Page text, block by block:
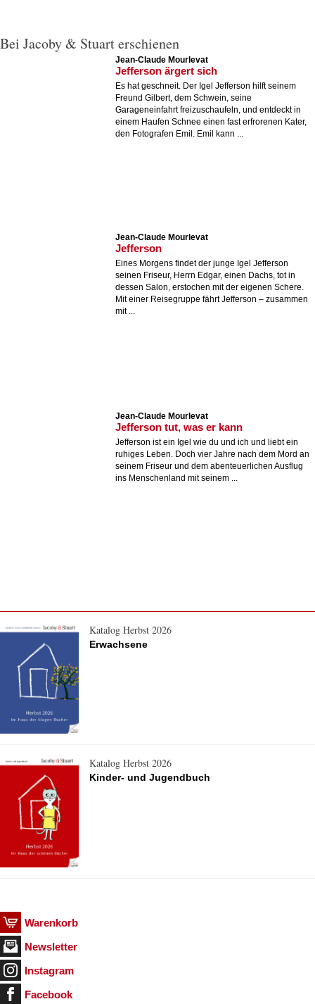
Bei Jacoby & Stuart erschienen
Jean-Claude Mourlevat
Jefferson ärgert sich
Es hat geschneit. Der Igel Jefferson hilft seinem
Freund Gilbert, dem Schwein, seine
Garageneinfahrt freizuschaufeln, und entdeckt in
einem Haufen Schnee einen fast erfrorenen Kater,
den Fotografen Emil. Emil kann ...
Jean-Claude Mourlevat
Jefferson
Eines Morgens findet der junge Igel Jefferson
seinen Friseur, Herrn Edgar, einen Dachs, tot in
dessen Salon, erstochen mit der eigenen Schere.
Mit einer Reisegruppe fährt Jefferson – zusammen
mit ...
Jean-Claude Mourlevat
Jefferson tut, was er kann
Jefferson ist ein Igel wie du und ich und liebt ein
ruhiges Leben. Doch vier Jahre nach dem Mord an
seinem Friseur und dem abenteuerlichen Ausflug
ins Menschenland mit seinem ...
Katalog Herbst 2026
Erwachsene
Katalog Herbst 2026
Kinder- und Jugendbuch
Warenkorb
Newsletter
Instagram
Facebook